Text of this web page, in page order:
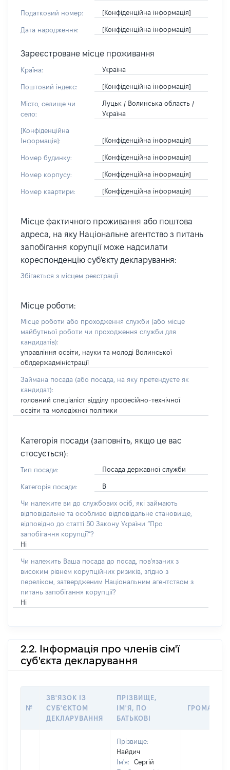
Податковий номер: [Конфіденційна інформація]
Дата народження: [Конфіденційна інформація]
Зареєстроване місце проживання
Країна: Україна
Поштовий індекс: [Конфіденційна інформація]
Місто, селище чи
село:
Луцьк / Волинська область /
Україна
[Конфіденційна
Інформація]:
[Конфіденційна інформація]
Номер будинку: [Конфіденційна інформація]
Номер корпусу: [Конфіденційна інформація]
Номер квартири: [Конфіденційна інформація]
Місце фактичного проживання або поштова
адреса, на яку Національне агентство з питань
запобігання корупції може надсилати
кореспонденцію суб'єкту декларування:
Збігається з місцем реєстрації
Місце роботи:
Місце роботи або проходження служби (або місце
майбутньої роботи чи проходження служби для
кандидатів):
управління освіти, науки та молоді Волинської
облдержадміністрації
Займана посада (або посада, на яку претендуєте як
кандидат):
головний спеціаліст відділу професійно-технічної
освіти та молодіжної політики
Категорія посади (заповніть, якщо це вас
стосується):
Тип посади: Посада державної служби
Категорія посади: В
Чи належите ви до службових осіб, які займають
відповідальне та особливо відповідальне становище,
відповідно до статті 50 Закону України “Про
запобігання корупції”?
Ні
Чи належить Ваша посада до посад, пов'язаних з
високим рівнем корупційних ризиків, згідно з
переліком, затвердженим Національним агентством з
питань запобігання корупції?
Ні
2.2. Інформація про членів сім'ї
суб'єкта декларування
№
ЗВ'ЯЗОК ІЗ
СУБ'ЄКТОМ
ДЕКЛАРУВАННЯ
ПРІЗВИЩЕ,
ІМ'Я, ПО
БАТЬКОВІ
Прізвище:
Найдич
Ім'я:
Сергій